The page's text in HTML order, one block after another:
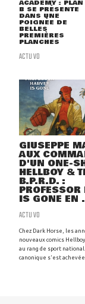
ACADEMY : PLAN
B SE PRÉSENTE
DANS UNE
POIGNÉE DE
BELLES
PREMIÈRES
PLANCHES
ACTU VO
GIUSEPPE
AUX
D'UN ONE-
HELLBOY &
B.P.R.D. :
PROFESSOR
IS GONE EN
ACTU VO
Chez Dark Horse, les
nouveaux comics
au rang de sport national.
canonique s'est achevée